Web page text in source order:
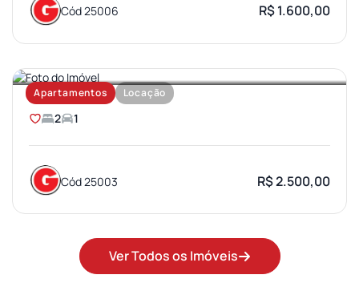
Cód 25006 R$ 1.600,00
Apartamentos Locação
SANTA TEREZA
2 1
Cód 25003 R$ 2.500,00
Ver Todos os Imóveis